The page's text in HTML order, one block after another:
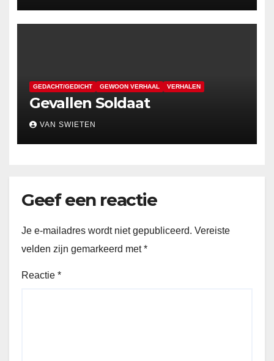
GEDACHT/GEDICHT GEWOON VERHAAL VERHALEN
Gevallen Soldaat
VAN SWIETEN
Geef een reactie
Je e-mailadres wordt niet gepubliceerd. Vereiste
velden zijn gemarkeerd met*
Reactie *